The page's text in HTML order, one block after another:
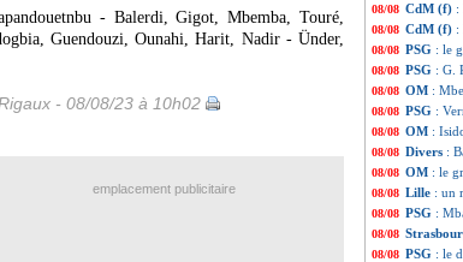
- Balerdi, Gigot, Mbemba, Touré,
Guendouzi, Ounahi, Harit, Nadir - Ünder,
- 08/08/23 à 10h02
08/08 CdM (f) :
08/08 CdM (f) :
08/08 PSG : le
08/08 PSG : G.
08/08 OM :
08/08 PSG :
08/08 OM :
08/08 Divers :
08/08 OM : le
08/08 Lille : un
08/08 PSG :
08/08
08/08 PSG : le
emplacement publicitaire